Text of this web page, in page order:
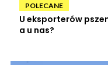
POLECANE
U eksporterów
a u nas?